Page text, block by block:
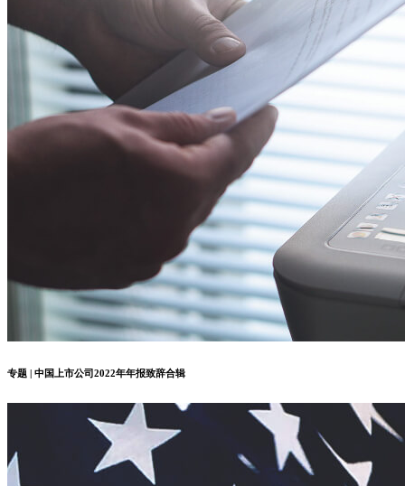
2024年全国省级政府工作报告专辑